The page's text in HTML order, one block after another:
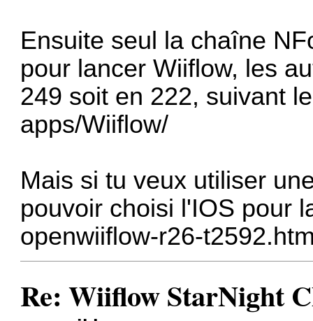
Ensuite seul la chaîne
pour lancer Wiiflow, les
249 soit en 222, suivant
apps/Wiiflow/
Mais si tu veux utiliser
pouvoir choisi l'IOS pour
openwiiflow-r26-
Re: Wiiflow StarNight